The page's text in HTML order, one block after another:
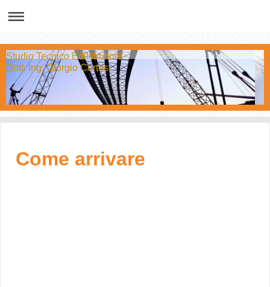
Studio Tecnico Edilstrutture
Dott. Ing. Giorgio Cortesi
Come arrivare